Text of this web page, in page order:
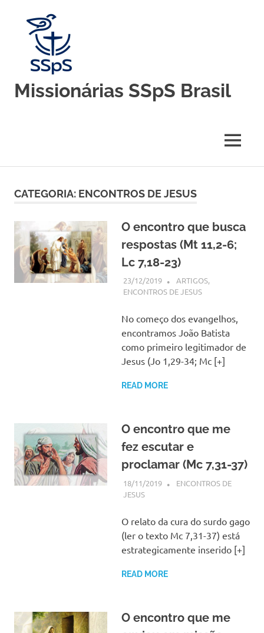
content
Missionárias SSpS Brasil
Espírito
–
Brasil
MENU
CATEGORIA: ENCONTROS DE JESUS
O encontro que busca
respostas (Mt 11,2-6;
Lc 7,18-23)
23/12/2019 SSPS BRASIL
ARTIGOS,
ENCONTROS DE JESUS
No começo dos evangelhos,
encontramos João Batista
como primeiro legitimador de
Jesus (Jo 1,29-34; Mc [+]
READ MORE
O encontro que me
fez escutar e
proclamar (Mc 7,31-37)
18/11/2019 SSPS BRASIL
ENCONTROS DE
JESUS
O relato da cura do surdo gago
(ler o texto Mc 7,31-37) está
estrategicamente inserido [+]
READ MORE
O encontro que me